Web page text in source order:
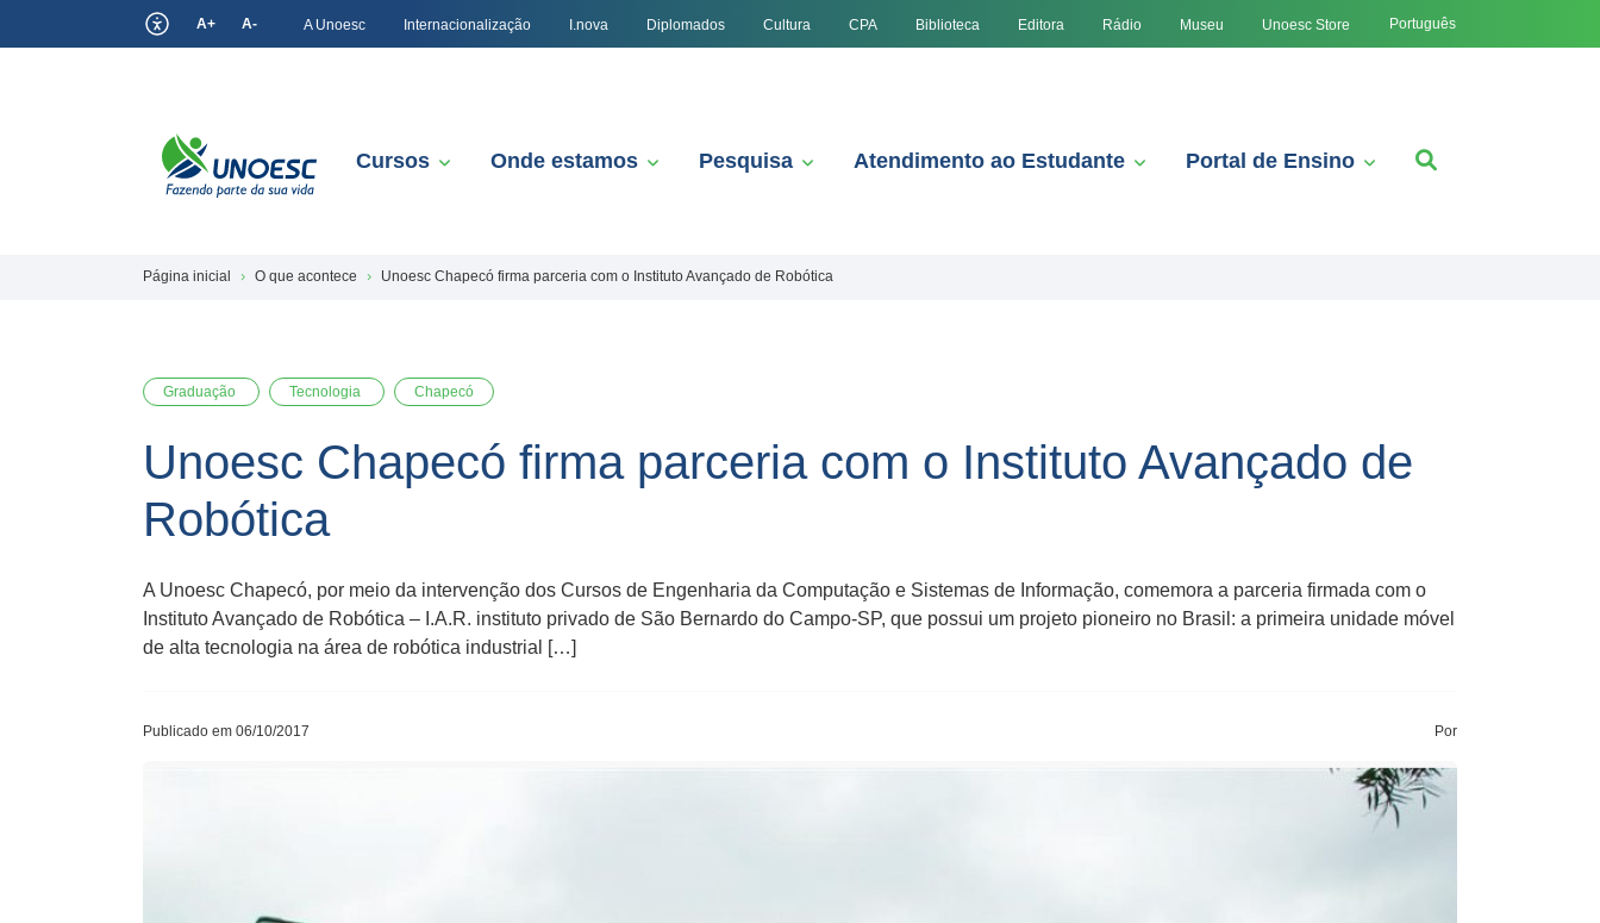
A+ A- A Unoesc Internacionalização I.nova Diplomados Cultura CPA Biblioteca Editora Rádio Museu Unoesc Store Português
Cursos Onde estamos Pesquisa Atendimento ao Estudante Portal de Ensino
Página inicial O que acontece Unoesc Chapecó firma parceria com o Instituto Avançado de Robótica
Graduação Tecnologia Chapecó
Unoesc Chapecó firma parceria com o Instituto Avançado de
Robótica
A Unoesc Chapecó, por meio da intervenção dos Cursos de Engenharia da Computação e Sistemas de Informação, comemora a parceria firmada com o
Instituto Avançado de Robótica – I.A.R. instituto privado de São Bernardo do Campo-SP, que possui um projeto pioneiro no Brasil: a primeira unidade móvel
de alta tecnologia na área de robótica industrial […]
Publicado em 06/10/2017 Por